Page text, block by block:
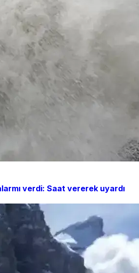
verdi: Saat vererek uyardı